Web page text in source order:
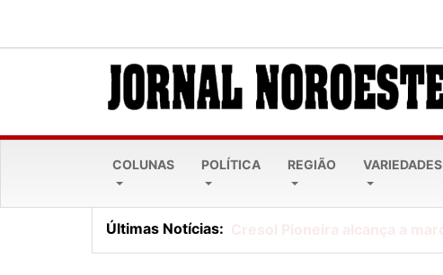
COLUNAS POLÍTICA REGIÃO VARIEDADES
Últimas Notícias: